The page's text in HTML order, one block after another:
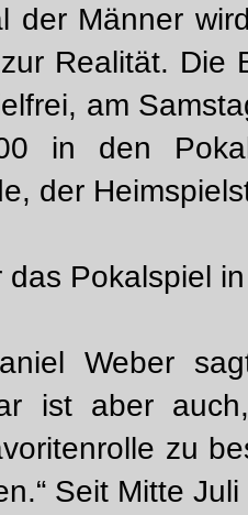
der Männer
Realität. Die
am
in den
der
das Pokalspiel
Weber
ist aber
zu
Seit Mitte